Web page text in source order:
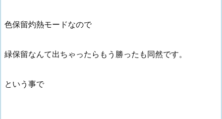
色保留灼熱モードなので
緑保留なんて出ちゃったらもう勝ったも同然です。
という事で